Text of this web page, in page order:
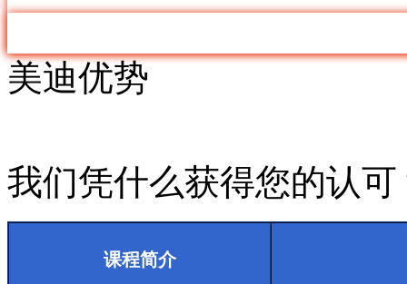
美迪优势
我们凭什么获得您的认可
课程简介